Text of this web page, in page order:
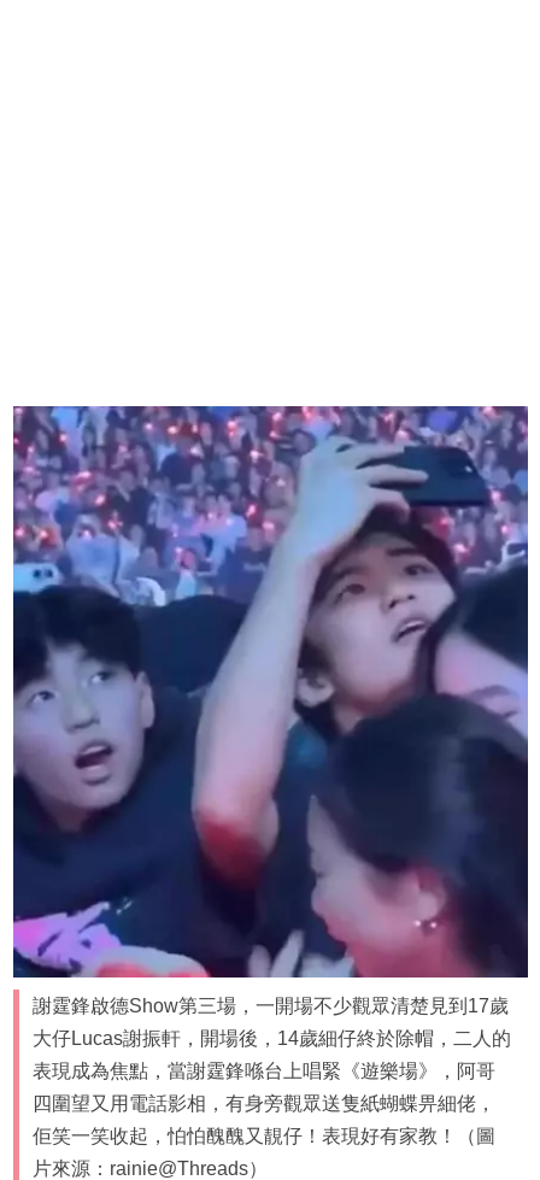
謝霆鋒啟德Show第三場，一開場不少觀眾清楚見到17歲
大仔Lucas謝振軒，開場後，14歲細仔終於除帽，二人的
表現成為焦點，當謝霆鋒喺台上唱緊《遊樂場》，阿哥
四圍望又用電話影相，有身旁觀眾送隻紙蝴蝶畀細佬，
佢笑一笑收起，怕怕醜醜又靚仔！表現好有家教！（圖
片來源：rainie@Threads）